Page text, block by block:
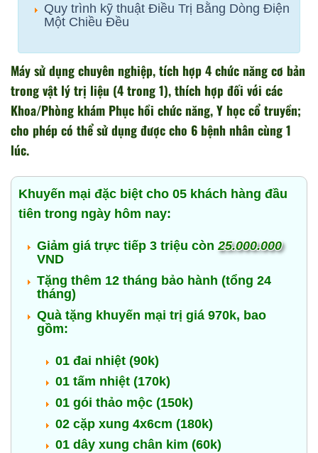
Quy trình kỹ thuật Điều Trị Bằng Dòng Điện
Một Chiều Đều
Máy sử dụng chuyên nghiệp, tích hợp 4 chức năng cơ bản
trong vật lý trị liệu (4 trong 1), thích hợp đối với các
Khoa/Phòng khám Phục hồi chức năng, Y học cổ truyền;
cho phép có thể sử dụng được cho 6 bệnh nhân cùng 1
lúc.
Khuyến mại đặc biệt cho 05 khách hàng đầu
tiên trong ngày hôm nay:
Giảm giá trực tiếp 3 triệu còn25.000.000
VND
Tặng thêm 12 tháng bảo hành (tổng 24
tháng)
Quà tặng khuyến mại trị giá 970k, bao
gồm:
01 đai nhiệt (90k)
01 tấm nhiệt (170k)
01 gói thảo mộc (150k)
02 cặp xung 4x6cm (180k)
01 dây xung chân kim (60k)